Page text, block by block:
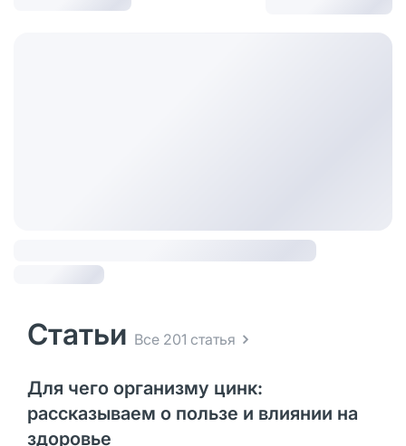
Статьи Все 201 статья
Для чего организму цинк:
рассказываем о пользе и влиянии на
здоровье